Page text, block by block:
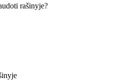
rašinyje?